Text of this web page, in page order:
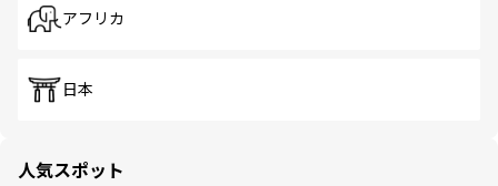
アフリカ
日本
人気スポット